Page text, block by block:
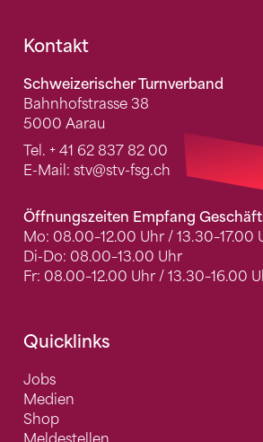
Fusszeile
Kontakt
Schweizerischer Turnverband
Bahnhofstrasse 38
5000 Aarau
Tel. + 41 62 837 82 00
E-Mail: stv@stv-fsg.ch
Öffnungszeiten Empfang
Mo: 08.00–12.00 Uhr / 13.30–17.00
Di-Do: 08.00–13.00 Uhr
Fr: 08.00–12.00 Uhr / 13.30–16.00
Quicklinks
Jobs
Medien
Shop